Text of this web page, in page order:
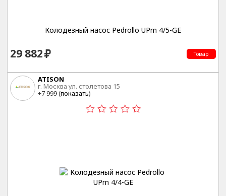
Колодезный насос Pedrollo UPm 4/5-GE
29 882 Товар
ATISON
г. Москва ул. столетова 15
+7 999 (показать)